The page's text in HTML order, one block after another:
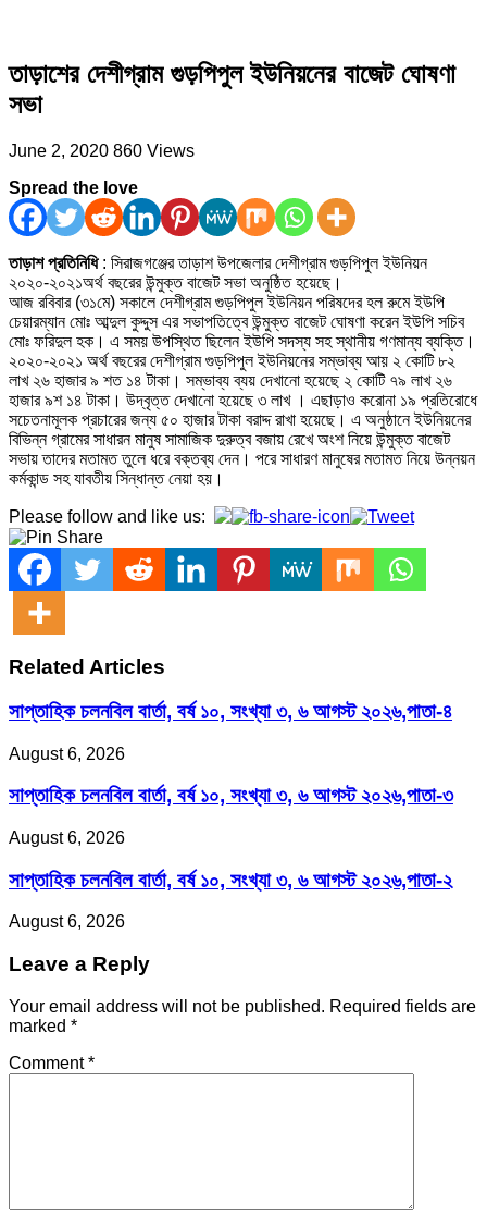
তাড়াশের দেশীগ্রাম গুড়পিপুল ইউনিয়নের বাজেট ঘোষণা
সভা
June 2, 2020 860 Views
Spread the love
তাড়াশ প্রতিনিধি: সিরাজগঞ্জের তাড়াশ উপজেলার দেশীগ্রাম গুড়পিপুল ইউনিয়ন
২০২০-২০২১অর্থ বছরের উন্মুক্ত বাজেট সভা অনুষ্ঠিত হয়েছে।
আজ রবিবার (৩১মে) সকালে দেশীগ্রাম গুড়পিপুল ইউনিয়ন পরিষদের হল রুমে ইউপি
চেয়ারম্যান মোঃ আব্দুল কুদ্দুস এর সভাপতিত্বে উন্মুক্ত বাজেট ঘোষণা করেন ইউপি সচিব
মোঃ ফরিদুল হক। এ সময় উপস্থিত ছিলেন ইউপি সদস্য সহ স্থানীয় গণমান্য ব্যক্তি।
২০২০-২০২১ অর্থ বছরের দেশীগ্রাম গুড়পিপুল ইউনিয়নের সম্ভাব্য আয় ২ কোটি ৮২
লাখ ২৬ হাজার ৯ শত ১৪ টাকা। সম্ভাব্য ব্যয় দেখানো হয়েছে ২ কোটি ৭৯ লাখ ২৬
হাজার ৯শ ১৪ টাকা। উদ্বৃত্ত দেখানো হয়েছে ৩ লাখ । এছাড়াও করোনা ১৯ প্রতিরোধে
সচেতনামূলক প্রচারের জন্য ৫০ হাজার টাকা বরাদ্দ রাখা হয়েছে। এ অনুষ্ঠানে ইউনিয়নের
বিভিন্ন গ্রামের সাধারন মানুষ সামাজিক দুরুত্ব বজায় রেখে অংশ নিয়ে উন্মুক্ত বাজেট
সভায় তাদের মতামত তুলে ধরে বক্তব্য দেন। পরে সাধারণ মানুষের মতামত নিয়ে উন্নয়ন
কর্মকান্ড সহ যাবতীয় সিন্ধান্ত নেয়া হয়।
Please follow and like us:
Related Articles
সাপ্তাহিক চলনবিল বার্তা, বর্ষ ১০, সংখ্যা ৩, ৬ আগস্ট ২০২৬,পাতা-৪
August 6, 2026
সাপ্তাহিক চলনবিল বার্তা, বর্ষ ১০, সংখ্যা ৩, ৬ আগস্ট ২০২৬,পাতা-৩
August 6, 2026
সাপ্তাহিক চলনবিল বার্তা, বর্ষ ১০, সংখ্যা ৩, ৬ আগস্ট ২০২৬,পাতা-২
August 6, 2026
Leave a Reply
Your email address will not be published. Required fields are
marked *
Comment*